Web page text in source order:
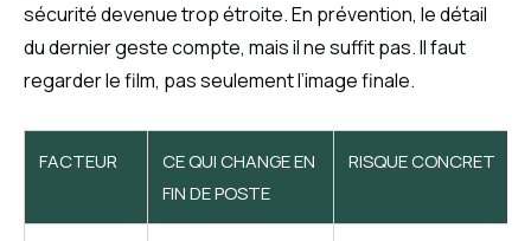
sécurité devenue trop étroite. En prévention, le détail
du dernier geste compte, mais il ne suffit pas. Il faut
regarder le film, pas seulement l’image finale.
FACTEUR
CE QUI CHANGE EN
FIN DE POSTE
RISQUE CONCRET